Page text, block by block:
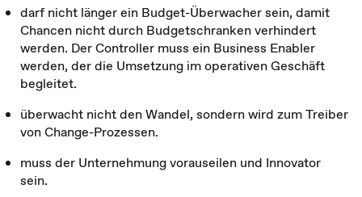
darf nicht länger ein Budget-Überwacher sein, damit
Chancen nicht durch Budgetschranken verhindert
werden. Der Controller muss ein Business Enabler
werden, der die Umsetzung im operativen Geschäft
begleitet.
überwacht nicht den Wandel, sondern wird zum Treiber
von Change-Prozessen.
muss der Unternehmung vorauseilen und Innovator
sein.